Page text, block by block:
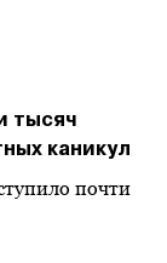
тысяч
каникул
почти